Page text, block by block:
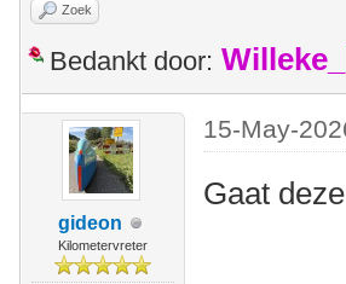
Zoek
Bedankt door:
gideon
Kilometervreter
15-May-
Gaat